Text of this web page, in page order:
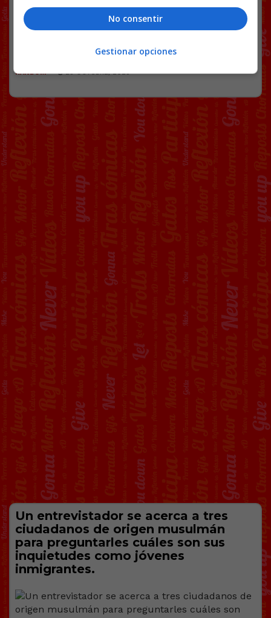
RANDOM 25 OCTUBRE, 2023
Un entrevistador se acerca a tres
ciudadanos de origen musulmán
para preguntarles cuáles son sus
inquietudes como jóvenes
inmigrantes.
No consentir
Gestionar opciones